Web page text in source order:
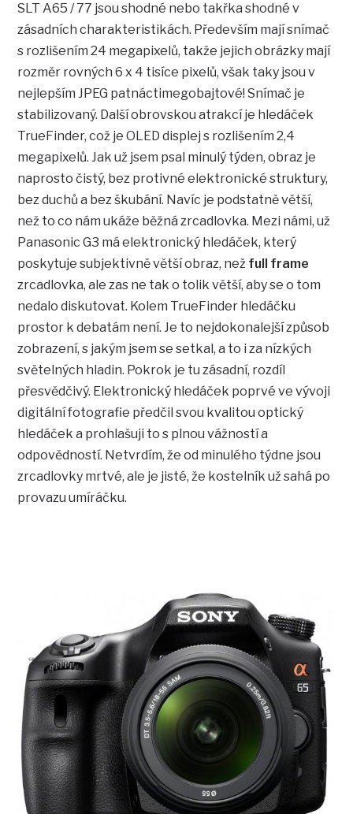
SLT A65 / 77 jsou shodné nebo takřka shodné v
zásadních charakteristikách. Především mají snímač
s rozlišením 24 megapixelů, takže jejich obrázky mají
rozměr rovných 6 x 4 tisíce pixelů, však taky jsou v
nejlepším JPEG patnáctimegobajtové! Snímač je
stabilizovaný. Další obrovskou atrakcí je hledáček
TrueFinder, což je OLED displej s rozlišením 2,4
megapixelů. Jak už jsem psal minulý týden, obraz je
naprosto čistý, bez protivné elektronické struktury,
bez duchů a bez škubání. Navíc je podstatně větší,
než to co nám ukáže běžná zrcadlovka. Mezi námi, už
Panasonic G3 má elektronický hledáček, který
poskytuje subjektivně větší obraz, než full frame
zrcadlovka, ale zas ne tak o tolik větší, aby se o tom
nedalo diskutovat. Kolem TrueFinder hledáčku
prostor k debatám není. Je to nejdokonalejší způsob
zobrazení, s jakým jsem se setkal, a to i za nízkých
světelných hladin. Pokrok je tu zásadní, rozdíl
přesvědčivý. Elektronický hledáček poprvé ve vývoji
digitální fotografie předčil svou kvalitou optický
hledáček a prohlašuji to s plnou vážností a
odpovědností. Netvrdím, že od minulého týdne jsou
zrcadlovky mrtvé, ale je jisté, že kostelník už sahá po
provazu umíráčku.